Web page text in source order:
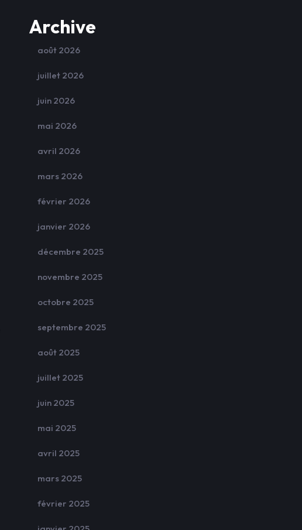
Archive
août 2026
juillet 2026
juin 2026
mai 2026
avril 2026
mars 2026
février 2026
janvier 2026
décembre 2025
novembre 2025
octobre 2025
septembre 2025
août 2025
juillet 2025
juin 2025
mai 2025
avril 2025
mars 2025
février 2025